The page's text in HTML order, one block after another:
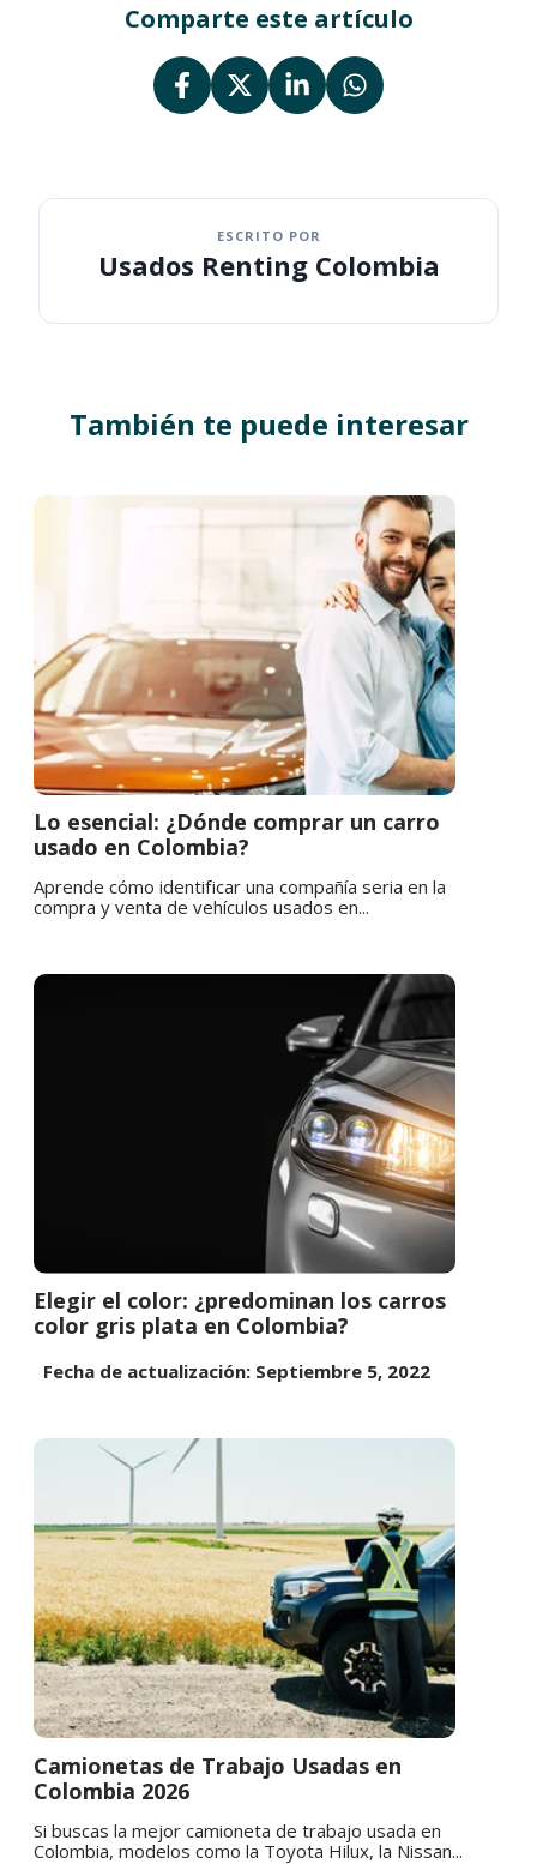
Comparte este artículo
ESCRITO POR
Usados Renting Colombia
También te puede interesar
Lo esencial: ¿Dónde comprar un carro
usado en Colombia?
Aprende cómo identificar una compañía seria en la
compra y venta de vehículos usados en...
Elegir el color: ¿predominan los carros
color gris plata en Colombia?
Fecha de actualización: Septiembre 5, 2022
Camionetas de Trabajo Usadas en
Colombia 2026
Si buscas la mejor camioneta de trabajo usada en
Colombia, modelos como la Toyota Hilux, la Nissan...